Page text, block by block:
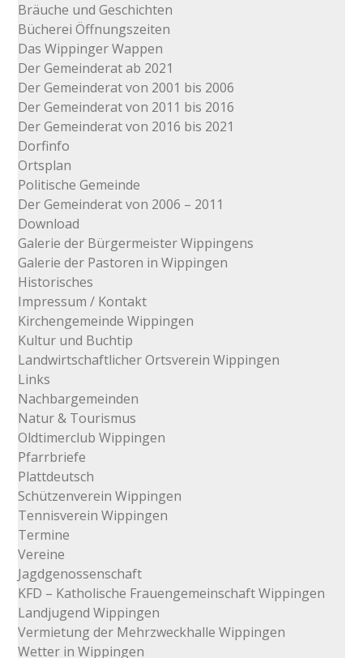
Bräuche und Geschichten
Bücherei Öffnungszeiten
Das Wippinger Wappen
Der Gemeinderat ab 2021
Der Gemeinderat von 2001 bis 2006
Der Gemeinderat von 2011 bis 2016
Der Gemeinderat von 2016 bis 2021
Dorfinfo
Ortsplan
Politische Gemeinde
Der Gemeinderat von 2006 – 2011
Download
Galerie der Bürgermeister Wippingens
Galerie der Pastoren in Wippingen
Historisches
Impressum / Kontakt
Kirchengemeinde Wippingen
Kultur und Buchtip
Landwirtschaftlicher Ortsverein Wippingen
Links
Nachbargemeinden
Natur & Tourismus
Oldtimerclub Wippingen
Pfarrbriefe
Plattdeutsch
Schützenverein Wippingen
Tennisverein Wippingen
Termine
Vereine
Jagdgenossenschaft
KFD – Katholische Frauengemeinschaft Wippingen
Landjugend Wippingen
Vermietung der Mehrzweckhalle Wippingen
Wetter in Wippingen